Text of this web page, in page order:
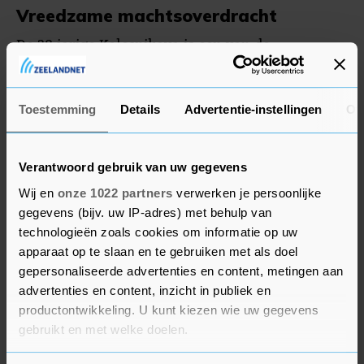
Toestemming Details Advertentie-instellingen
Verantwoord gebruik van uw gegevens
Wij en onze 1022 partners verwerken je persoonlijke
gegevens (bijv. uw IP-adres) met behulp van
technologieën zoals cookies om informatie op uw
apparaat op te slaan en te gebruiken met als doel
gepersonaliseerde advertenties en content, metingen aan
advertenties en content, inzicht in publiek en
productontwikkeling. U kunt kiezen wie uw gegevens
gebruikt en met welke doelen.
Vreedzame machtsoverdracht
De 38-jarige Kolesnikova is een van de
belangrijkste oppositieleden die zich verzetten
tegen het omstreden staatshoofd Loekasjenko.
Sommige collega's van de Coördinatieraad waren
eerder al gearresteerd of gedwongen te
vertrekken. De Coördinatieraad beoogt een
vreedzame machtsoverdracht in het voormalige
Sovjetland.
Kolesnikova liet zich herhaaldelijk zien bij de
protesten en werd toegejuicht door de
demonstranten. Ook zondag liep ze mee met de
grote demonstratie in Minsk.
Oppositieleidster Svetlana Tichanovskaja